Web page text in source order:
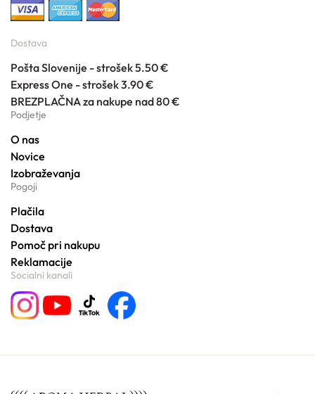
Dostava
Pošta Slovenije - strošek 5.50 €
Express One - strošek 3.90 €
BREZPLAČNA za nakupe nad 80 €
Podjetje
O nas
Novice
Izobraževanja
Pogoji
Plačila
Dostava
Pomoč pri nakupu
Reklamacije
Socialni kanali